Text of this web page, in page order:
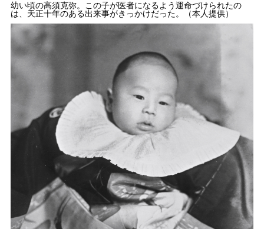
幼い頃の高須克弥。この子が医者になるよう運命づけられたの
は、天正十年のある出来事がきっかけだった。（本人提供）